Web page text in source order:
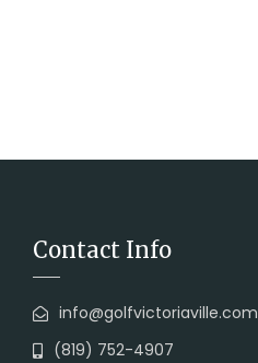
Contact Info
info@golfvictoriaville.com
(819) 752-4907